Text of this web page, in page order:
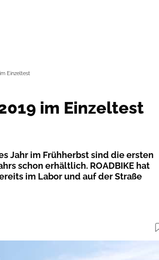
Einzeltest
im Einzeltest
Jahr im Frühherbst sind die ersten
schon erhältlich. ROADBIKE hat
im Labor und auf der Straße